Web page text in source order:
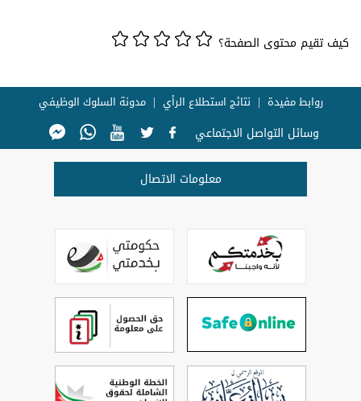
كيف تقيم محتوى الصفحة؟
روابط مفيدة نتائج استطلاع الرأي مدونة السلوك الوظيفي
وسائل التواصل الاجتماعي
معلومات الاتصال